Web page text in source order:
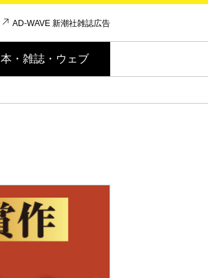
AD-WAVE 新潮社雑誌広告
本・雑誌・ウェブ